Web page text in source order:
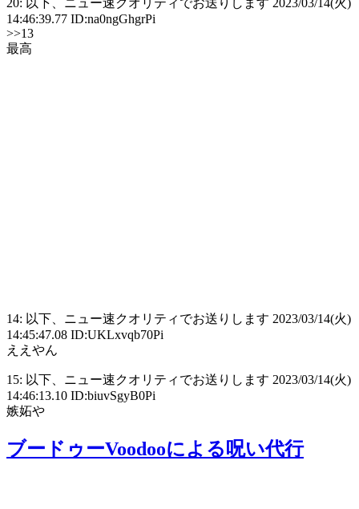
14:46:39.77 ID:na0ngGhgrPi
>>13
最高
14: 以下、ニュー速クオリティでお送りします 2023/03/14(火)
14:45:47.08 ID:UKLxvqb70Pi
ええやん
15: 以下、ニュー速クオリティでお送りします 2023/03/14(火)
14:46:13.10 ID:biuvSgyB0Pi
嫉妬や
ブードゥーVoodooによる呪い代行